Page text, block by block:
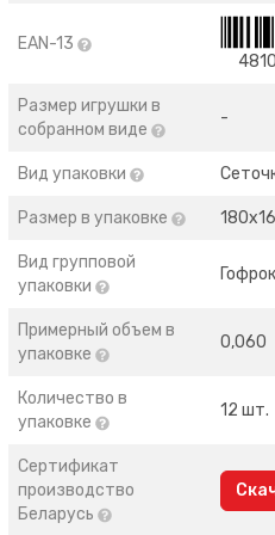
EAN-13
Размер игрушки в
собранном виде
-
Вид упаковки
Размер в упаковке
Вид групповой
упаковки
Примерный объем в
упаковке
0,060
Количество в
упаковке
12 шт.
Сертификат
производство
Беларусь